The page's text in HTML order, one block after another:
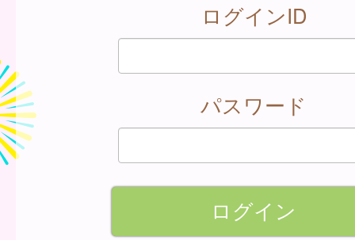
ログインID
パスワード